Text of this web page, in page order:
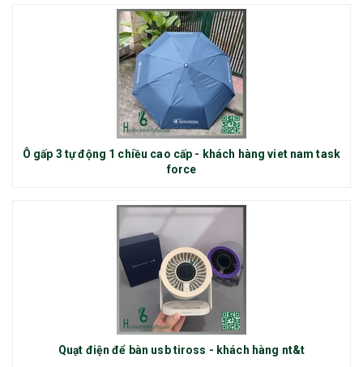
Ô gấp 3 tự động 1 chiều cao cấp - khách hàng viet nam task
force
Quạt điện để bàn usb tiross - khách hàng nt&t